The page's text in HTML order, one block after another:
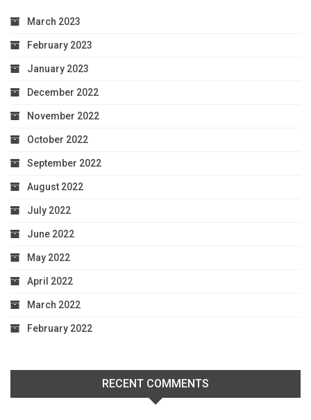
March 2023
February 2023
January 2023
December 2022
November 2022
October 2022
September 2022
August 2022
July 2022
June 2022
May 2022
April 2022
March 2022
February 2022
RECENT COMMENTS